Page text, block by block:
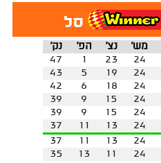
סל
נק' הפ' נצ' מש'
47
1 23 24
43
5 19 24
42
6 18 24
39
9 15 24
39
9 15 24
37
11 13 24
37
11 13 24
35
13 11 24